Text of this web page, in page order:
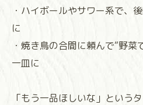
・ハイボールやサワー系で、
に
・焼き鳥の合間に頼んで“野
一皿に
「もう一品ほしいな」という